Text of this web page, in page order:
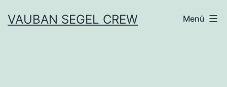
Inhalt
VAUBAN SEGEL CREW Menü